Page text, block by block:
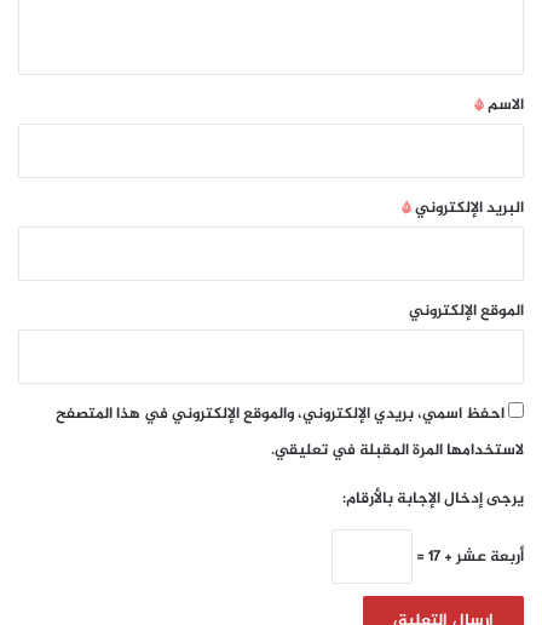
*
الاسم*
البريد الإلكتروني*
الموقع الإلكتروني
احفظ اسمي، بريدي الإلكتروني، والموقع الإلكتروني في هذا المتصفح
لاستخدامها المرة المقبلة في تعليقي.
يرجى إدخال الإجابة بالأرقام:
أربعة عشر + 17 =